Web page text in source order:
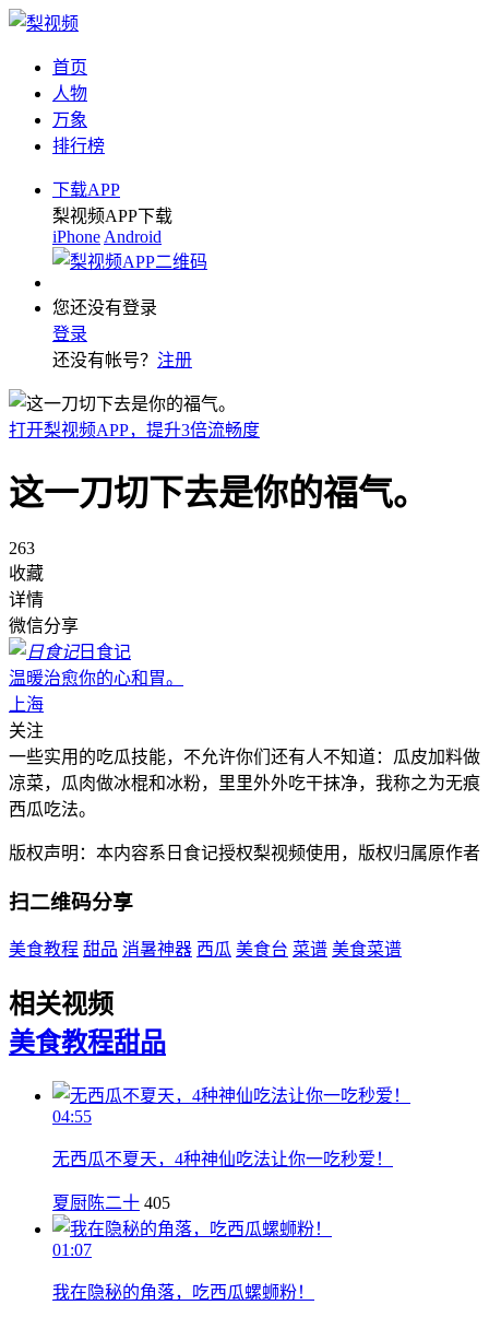
首页
人物
万象
排行榜
下载APP
梨视频APP下载
iPhone Android
您还没有登录
登录
还没有帐号？ 注册
打开梨视频APP，提升3倍流畅度
这一刀切下去是你的福气。
263
收藏
详情
微信分享
日食记
温暖治愈你的心和胃。
上海
关注
一些实用的吃瓜技能，不允许你们还有人不知道：瓜皮加料做
凉菜，瓜肉做冰棍和冰粉，里里外外吃干抹净，我称之为无痕
西瓜吃法。
版权声明：本内容系日食记授权梨视频使用，版权归属原作者
扫二维码分享
美食教程 甜品 消暑神器 西瓜 美食台 菜谱 美食菜谱
相关视频
美食教程甜品
04:55
无西瓜不夏天，4种神仙吃法让你一吃秒爱！
夏厨陈二十 405
01:07
我在隐秘的角落，吃西瓜螺蛳粉！